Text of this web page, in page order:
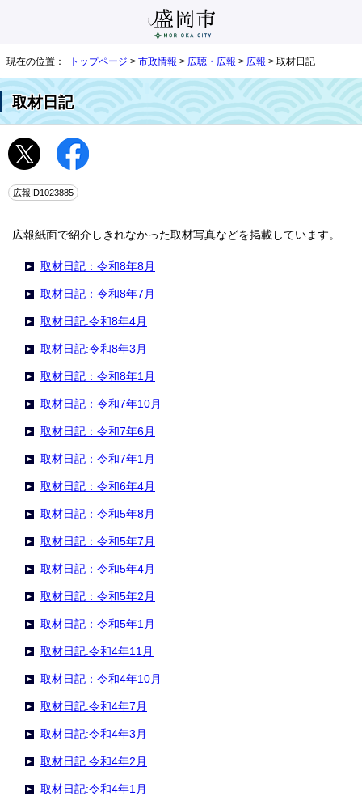
現在の位置： トップページ > 市政情報 > 広聴・広報 > 広報 > 取材日記
取材日記
広報ID1023885
広報紙面で紹介しきれなかった取材写真などを掲載しています。
取材日記：令和8年8月
取材日記：令和8年7月
取材日記:令和8年4月
取材日記:令和8年3月
取材日記：令和8年1月
取材日記：令和7年10月
取材日記：令和7年6月
取材日記：令和7年1月
取材日記：令和6年4月
取材日記：令和5年8月
取材日記：令和5年7月
取材日記：令和5年4月
取材日記：令和5年2月
取材日記：令和5年1月
取材日記:令和4年11月
取材日記：令和4年10月
取材日記:令和4年7月
取材日記:令和4年3月
取材日記:令和4年2月
取材日記:令和4年1月